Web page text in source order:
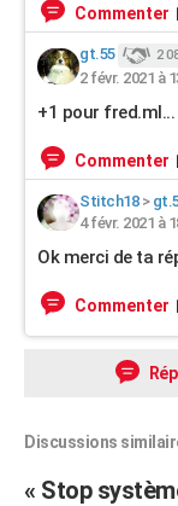
Commenter
gt.55 2
2 févr. 2021 à
+1 pour fred.ml...
Commenter
Stitch18>
4 févr. 2021 à
Ok merci de ta
Commenter
Discussions
« Stop